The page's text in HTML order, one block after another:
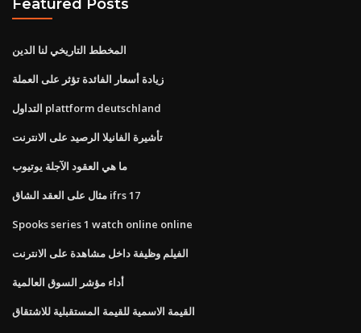
Featured Posts
المخطط التاريخي لنا الدين
زيادة أسعار الفائدة تؤثر على العملة
التداول plattform deutschland
تأشيرة الفانيلا الرصيد على الانترنت
ما هي العقود الآجلة يوتيوب
مثال على العقد الشاق ifrs 17
Spooks series 1 watch online online
الفيلم وظيفة داخل مشاهدة على الانترنت
أداء مؤشر السوق العالمية
القيمة الاسمية للقيمة المستقبلية للاشتقاق